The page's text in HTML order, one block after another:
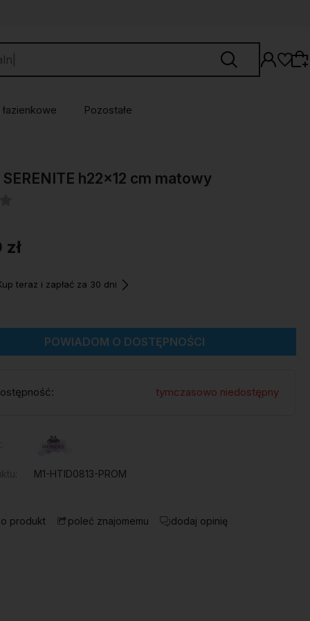
oferty lub zaloguj się, aby przywrócić dodane
Pozostałe
SERENITE h22x12 cm matowy
teraz i zapłać za 30 dni
POWIADOM O DOSTĘPNOŚCI
tymczasowo niedostępny
M1-HTID0813-PROM
produkt poleć znajomemu dodaj opinię